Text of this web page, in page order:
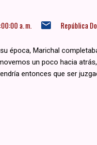
a. m. República
época, Marichal
un poco hacia
entonces que ser